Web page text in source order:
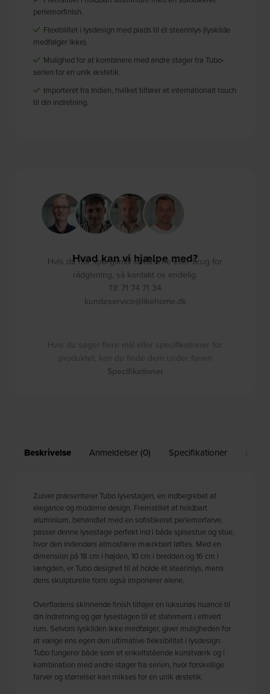
Beskrivelse Anmeldelser (0) Specifikationer
Zuiver præsenterer Tubo lysestagen, en indbegrebet af
elegance og moderne design. Fremstillet af holdbart
aluminium, behandlet med en sofistikeret perlemorfarve,
passer denne lysestage perfekt ind i både spisestue og stue,
hvor den indendørs atmosfære mærkbart løftes. Med en
dimension på 18 cm i højden, 10 cm i bredden og 16 cm i
længden, er Tubo designet til at holde ét stearinlys, mens
dens skulpturelle form også imponerer alene.
Overfladens skinnende finish tilføjer en luksuriøs nuance til
din indretning og gør lysestagen til et statement i ethvert
rum. Selvom lyskilden ikke medfølger, giver muligheden for
at vælge ens egen den ultimative fleksibilitet i lysdesign.
Tubo fungerer både som et enkeltstående kunstværk og i
kombination med andre stager fra serien, hvor forskellige
farver og størrelser kan mikses for en unik æstetik.
perlemorfinish.
Flexibilitet i lysdesign med plads til ét stearinlys (lyskilde
medfølger ikke).
Mulighed for at kombinere med andre stager fra Tubo-
serien for en unik æstetik.
Importeret fra Indien, hvilket tilfører et internationalt touch
til din indretning.
Hvad kan vi hjælpe med?
Hvis du har spørgsmål til varerne eller brug for
rådgivning, så kontakt os endelig.
Tlf. 71 74 71 34
kundeservice@likehome.dk
Hvis du søger flere mål eller specifikationer for
produktet, kan du finde dem under fanen
Specifikationer